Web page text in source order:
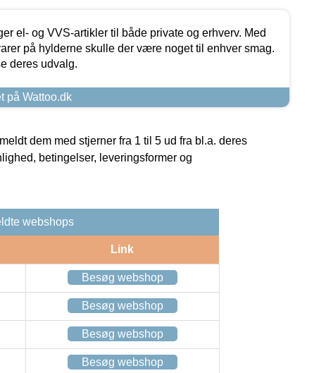
el- og VVS-artikler til både private og erhverv. Med
på hylderne skulle der være noget til enhver smag.
deres udvalg.
på Wattoo.dk
dem med stjerner fra 1 til 5 ud fra bl.a. deres
betingelser, leveringsformer og
webshops
Link
Besøg webshop
Besøg webshop
Besøg webshop
Besøg webshop